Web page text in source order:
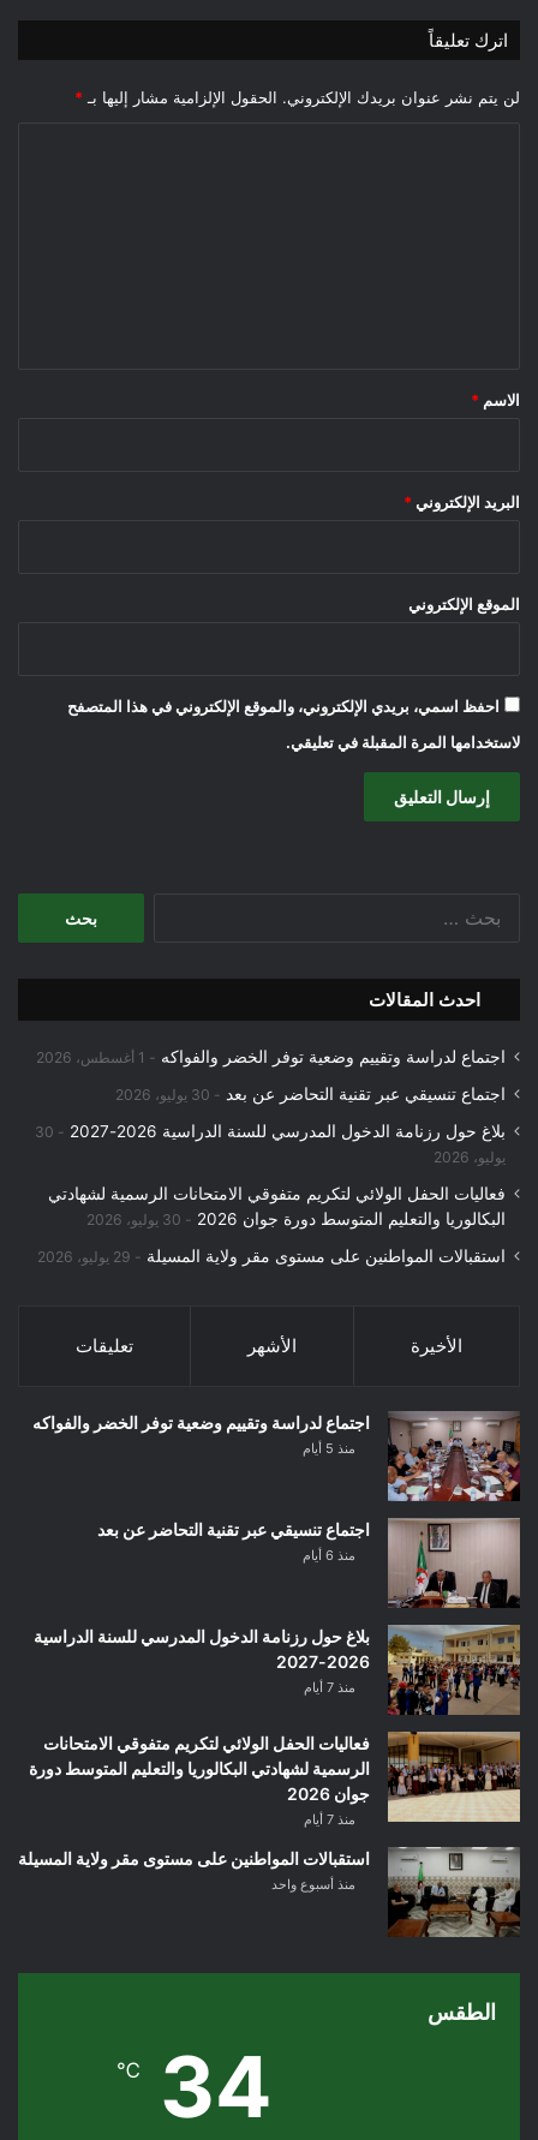
اترك تعليقاً
لن يتم نشر عنوان بريدك الإلكتروني. الحقول الإلزامية مشار إليها بـ *
*
الاسم *
البريد الإلكتروني *
الموقع الإلكتروني
احفظ اسمي، بريدي الإلكتروني، والموقع الإلكتروني في هذا المتصفح
لاستخدامها المرة المقبلة في تعليقي.
احدث المقالات
اجتماع لدراسة وتقييم وضعية توفر الخضر والفواكه 1 أغسطس، 2026
اجتماع تنسيقي عبر تقنية التحاضر عن بعد 30 يوليو، 2026
بلاغ حول رزنامة الدخول المدرسي للسنة الدراسية 2026-2027
30
يوليو، 2026
فعاليات الحفل الولائي لتكريم متفوقي الامتحانات الرسمية لشهادتي
البكالوريا والتعليم المتوسط دورة جوان 2026
30 يوليو، 2026
استقبالات المواطنين على مستوى مقر ولاية المسيلة 29 يوليو، 2026
الأخيرة الأشهر تعليقات
اجتماع لدراسة وتقييم وضعية توفر الخضر والفواكه
منذ 5 أيام
اجتماع تنسيقي عبر تقنية التحاضر عن بعد
منذ 6 أيام
بلاغ حول رزنامة الدخول المدرسي للسنة الدراسية
2026-2027
منذ 7 أيام
فعاليات الحفل الولائي لتكريم متفوقي الامتحانات
الرسمية لشهادتي البكالوريا والتعليم المتوسط دورة
جوان 2026
منذ 7 أيام
استقبالات المواطنين على مستوى مقر ولاية المسيلة
منذ أسبوع واحد
الطقس
34
℃